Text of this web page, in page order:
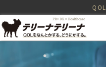
QOLを